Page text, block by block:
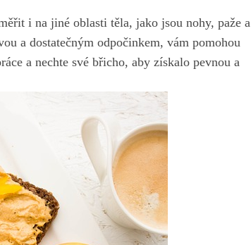
i na jiné oblasti těla, jako jsou nohy, paže a
a dostatečným odpočinkem, vám pomohou
a nechte své břicho, aby získalo pevnou a